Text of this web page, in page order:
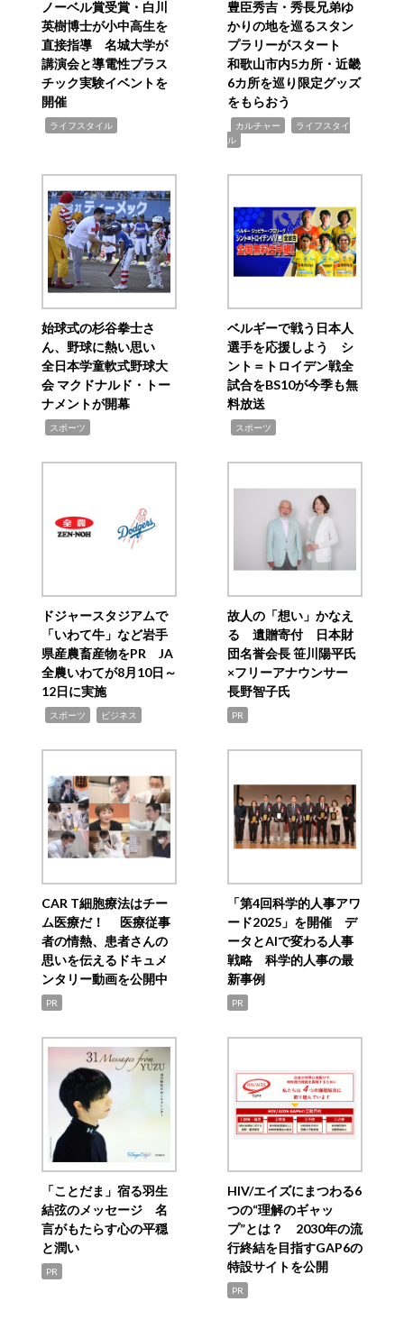
ノーベル賞受賞・白川
英樹博士が小中高生を
直接指導 名城大学が
講演会と導電性プラス
チック実験イベントを
開催
ライフスタイル
豊臣秀吉・秀長兄弟ゆ
かりの地を巡るスタン
プラリーがスタート
和歌山市内5カ所・近畿
6カ所を巡り限定グッズ
をもらおう
カルチャー
ライフスタイ
ル
始球式の杉谷拳士さ
ん、野球に熱い思い
全日本学童軟式野球大
会 マクドナルド・トー
ナメントが開幕
スポーツ
ベルギーで戦う日本人
選手を応援しよう シ
ント＝トロイデン戦全
試合をBS10が今季も無
料放送
スポーツ
ドジャースタジアムで
「いわて牛」など岩手
県産農畜産物をPR JA
全農いわてが8月10日～
12日に実施
スポーツ ビジネス
故人の「想い」かなえ
る 遺贈寄付 日本財
団名誉会長 笹川陽平氏
×フリーアナウンサー
長野智子氏
PR
CAR T細胞療法はチー
ム医療だ！ 医療従事
者の情熱、患者さんの
思いを伝えるドキュメ
ンタリー動画を公開中
PR
「第4回科学的人事アワ
ード2025」を開催 デ
ータとAIで変わる人事
戦略 科学的人事の最
新事例
PR
「ことだま」宿る羽生
結弦のメッセージ 名
言がもたらす心の平穏
と潤い
PR
HIV/エイズにまつわる6
つの“理解のギャッ
プ”とは？ 2030年の流
行終結を目指すGAP6の
特設サイトを公開
PR